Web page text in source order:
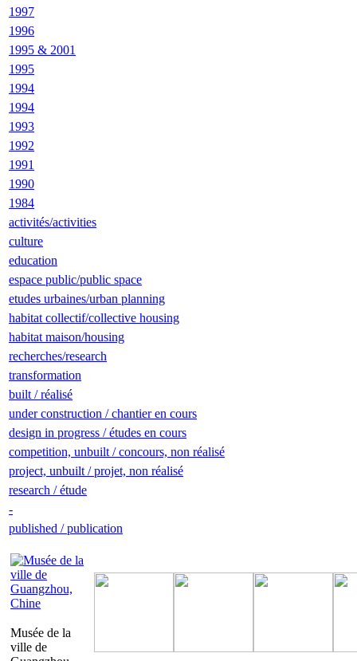
1997
1996
1995 & 2001
1995
1994
1994
1993
1992
1991
1990
1984
activités/activities
culture
education
espace public/public space
etudes urbaines/urban planning
habitat collectif/collective housing
habitat maison/housing
recherches/research
transformation
built / réalisé
under construction / chantier en cours
design in progress / études en cours
competition, unbuilt / concours, non réalisé
project, unbuilt / projet, non réalisé
research / étude
-
published / publication
Musée de la
ville de